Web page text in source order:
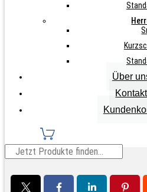
Über
Kontakt
Info zu diesem Artikel
Naturtöne
handgekettelte Spitze, keine
Ferse und Spitze verstärkt
Teilen auf